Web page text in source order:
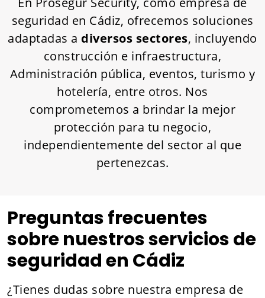
seguridad en Cádiz, ofrecemos soluciones
adaptadas a diversos sectores, incluyendo
construcción e infraestructura,
Administración pública, eventos, turismo y
hotelería, entre otros. Nos
comprometemos a brindar la mejor
protección para tu negocio,
independientemente del sector al que
pertenezcas.
Preguntas frecuentes
sobre nuestros servicios de
seguridad en Cádiz
¿Tienes dudas sobre nuestra empresa de